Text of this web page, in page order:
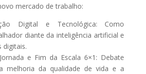
mercado de trabalho:
Digital e Tecnológica: Como
diante da inteligência artificial e
digitais.
e Fim da Escala 6×1: Debate
melhoria da qualidade de vida e a